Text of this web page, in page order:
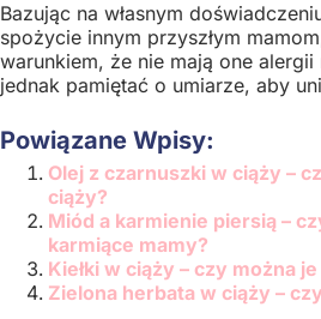
Bazując na własnym
spożycie innym przyszłym
warunkiem, że nie mają one
jednak pamiętać o umiarze, aby
Powiązane Wpisy:
Olej z czarnuszki w ciąży –
ciąży?
Miód a karmienie piersią –
karmiące mamy?
Kiełki w ciąży – czy można
Zielona herbata w ciąży –